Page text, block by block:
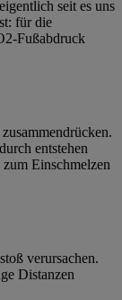
seit es uns
für die
Fußabdruck
entstehen
Einschmelzen
verursachen.
Distanzen